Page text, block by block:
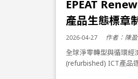
EPEAT
產品生態標章
2026-04-27
全球淨零轉型與循環
(refurbished) ICT產品